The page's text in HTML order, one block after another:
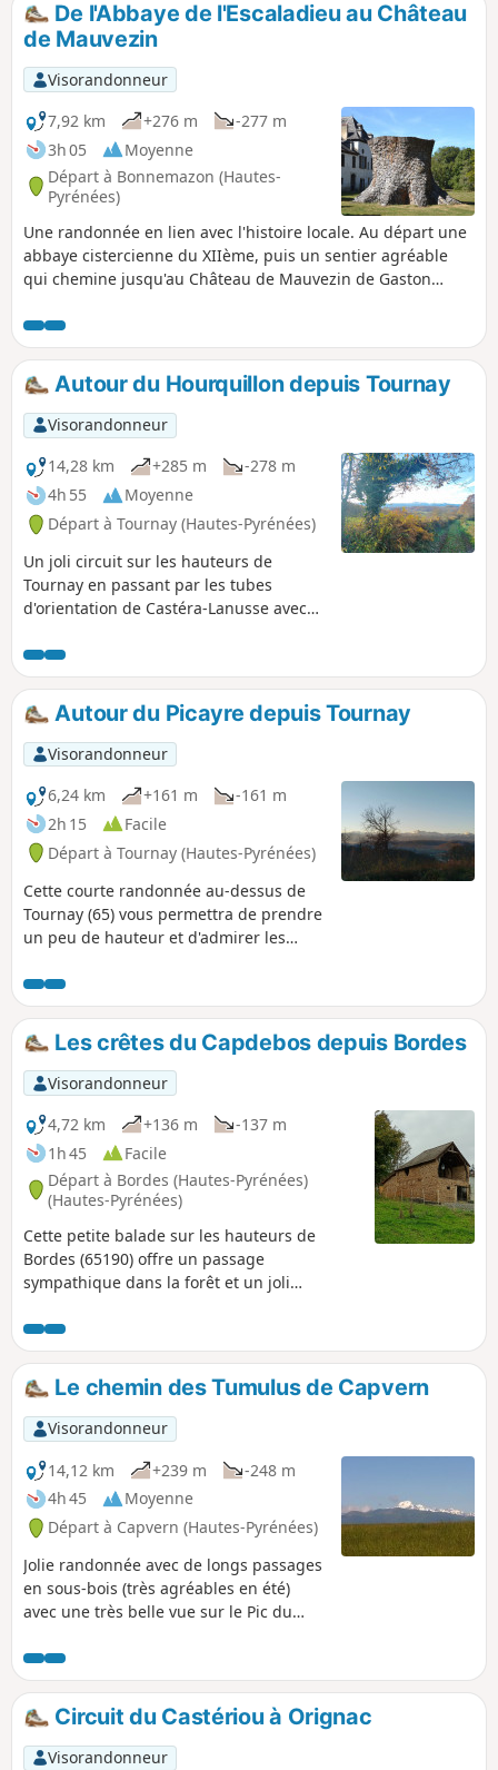
p
De l'Abbaye de l'Escaladieu au Château
de Mauvezin
Visorandonneur
7,92 km
+276 m
-277 m
3h 05
Moyenne
Départ à Bonnemazon (Hautes-
Pyrénées)
Une randonnée en lien avec l'histoire locale. Au départ une
abbaye cistercienne du XIIème, puis un sentier agréable
qui chemine jusqu'au Château de Mauvezin de Gaston
éperon rocheux qui vous offre une vue remarquable à 360°.
Le retour vers l'abbaye emprunte un sentier en descente à
travers les bois.
Autour du Hourquillon depuis Tournay
Visorandonneur
14,28 km
+285 m
-278 m
4h 55
Moyenne
Départ à Tournay (Hautes-Pyrénées)
Un joli circuit sur les hauteurs de
Tournay en passant par les tubes
d'orientation de Castéra-Lanusse avec
Autour du Picayre depuis Tournay
Visorandonneur
6,24 km
+161 m
-161 m
2h 15
Facile
Départ à Tournay (Hautes-Pyrénées)
Cette courte randonnée au-dessus de
Tournay (65) vous permettra de prendre
un peu de hauteur et d'admirer les
Les crêtes du Capdebos depuis Bordes
Visorandonneur
4,72 km
+136 m
-137 m
1h 45
Facile
Départ à Bordes (Hautes-Pyrénées)
(Hautes-Pyrénées)
Cette petite balade sur les hauteurs de
Bordes (65190) offre un passage
sympathique dans la forêt et un joli
Le chemin des Tumulus de Capvern
Visorandonneur
14,12 km
+239 m
-248 m
4h 45
Moyenne
Départ à Capvern (Hautes-Pyrénées)
Jolie randonnée avec de longs passages
en sous-bois (très agréables en été)
avec une très belle vue sur le Pic du
du Tumulus de l'Estaque et superbe
perspective sur le Château de Malvezin.
Je conseille de faire la boucle dans ce
sens, sinon vous ne verrez pas
forcément le château !
Circuit du Castériou à Orignac
Visorandonneur